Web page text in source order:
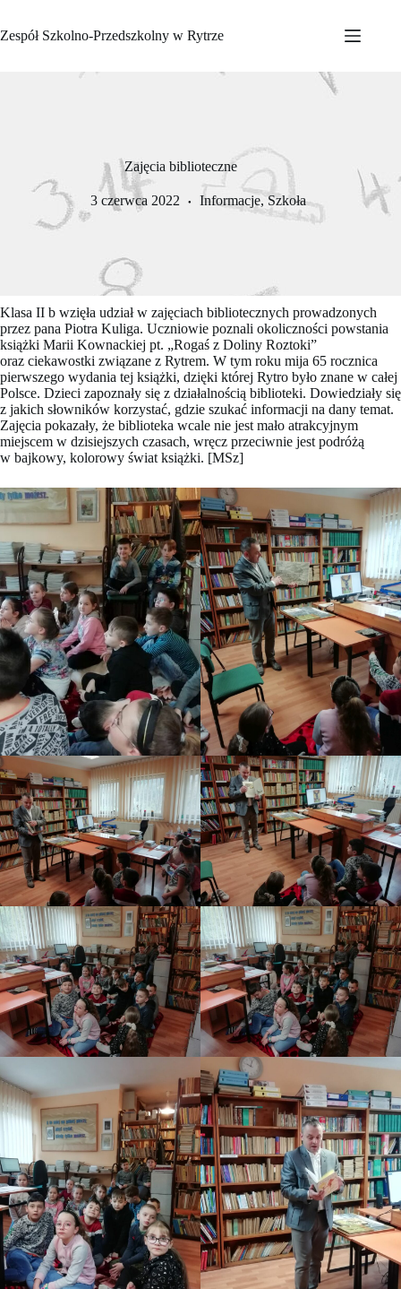
treści
Zespół Szkolno-Przedszkolny w Rytrze
Zajęcia biblioteczne
3 czerwca 2022 Informacje,Szkoła
Klasa II b wzięła udział w zajęciach bibliotecznych prowadzonych
przez pana Piotra Kuliga. Uczniowie poznali okoliczności powstania
książki Marii Kownackiej pt. „Rogaś z Doliny Roztoki”
oraz ciekawostki związane z Rytrem. W tym roku mija 65 rocznica
pierwszego wydania tej książki, dzięki której Rytro było znane w całej
Polsce. Dzieci zapoznały się z działalnością biblioteki. Dowiedziały się
z jakich słowników korzystać, gdzie szukać informacji na dany temat.
Zajęcia pokazały, że biblioteka wcale nie jest mało atrakcyjnym
miejscem w dzisiejszych czasach, wręcz przeciwnie jest podróżą
w bajkowy, kolorowy świat książki. [MSz]